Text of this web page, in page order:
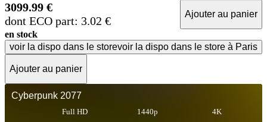
3099.99 €
dont ECO part: 3.02 €
Ajouter au panier
en stock
voir la dispo dans le storevoir la dispo dans le store à Paris
Ajouter au panier
Cyberpunk 2077
Full HD 1440p 4K